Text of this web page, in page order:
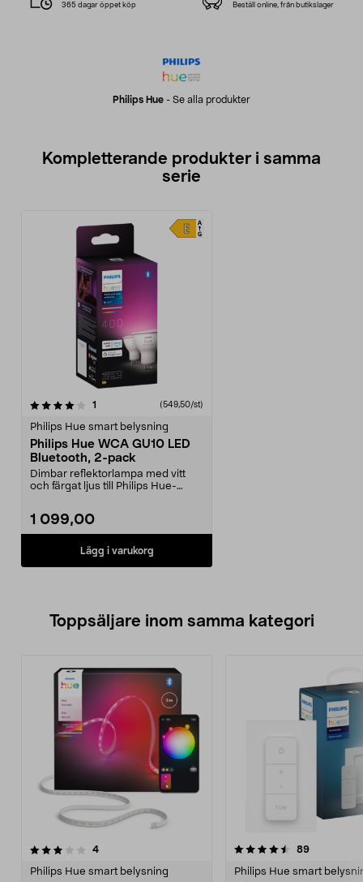
Philips Hue - Se alla produkter
365 dagar öppet köp Beställ online, från butikslager
Kompletterande produkter i samma
serie
1 (549,50/st)
Philips Hue smart belysning
Philips Hue WCA GU10 LED
Bluetooth, 2-pack
Dimbar reflektorlampa med vitt
och färgat ljus till Philips Hue-
1 099,00
Lägg i varukorg
Toppsäljare inom samma kategori
4recensioner
Philips Hue smart belysning
4.5 av 5 stjärnor 89recensioner
Philips Hue smart
5.0 av 5 stjärnor